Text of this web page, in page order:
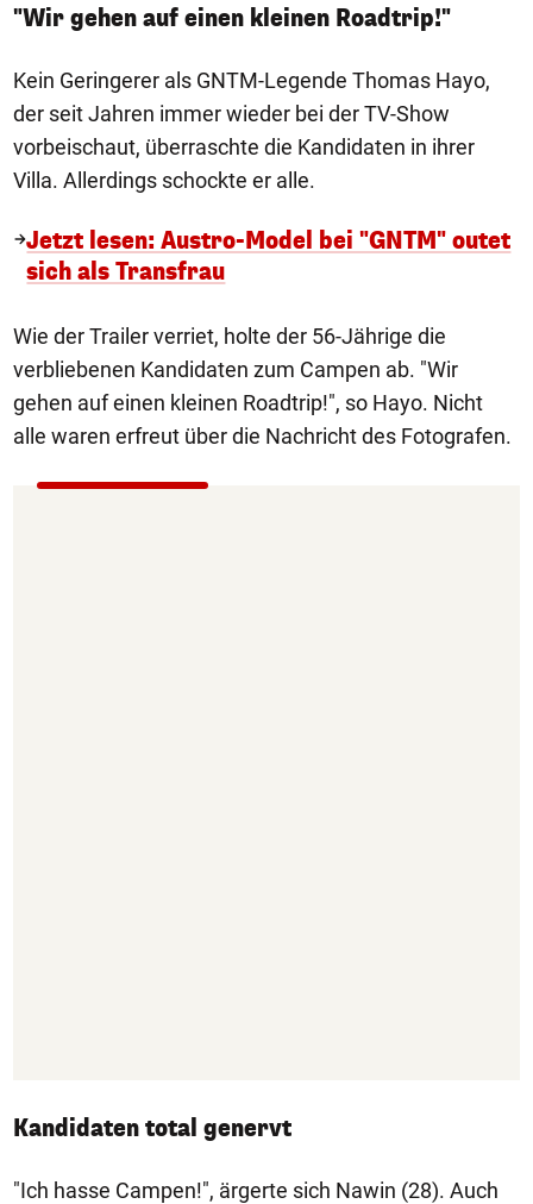
"Wir gehen auf einen kleinen Roadtrip!"
Kein Geringerer als GNTM-Legende Thomas Hayo,
der seit Jahren immer wieder bei der TV-Show
vorbeischaut, überraschte die Kandidaten in ihrer
Villa. Allerdings schockte er alle.
Jetzt lesen: Austro-Model bei "GNTM" outet
sich als Transfrau
Wie der Trailer verriet, holte der 56-Jährige die
verbliebenen Kandidaten zum Campen ab. "Wir
gehen auf einen kleinen Roadtrip!", so Hayo. Nicht
alle waren erfreut über die Nachricht des Fotografen.
Kandidaten total genervt
"Ich hasse Campen!", ärgerte sich Nawin (28). Auch